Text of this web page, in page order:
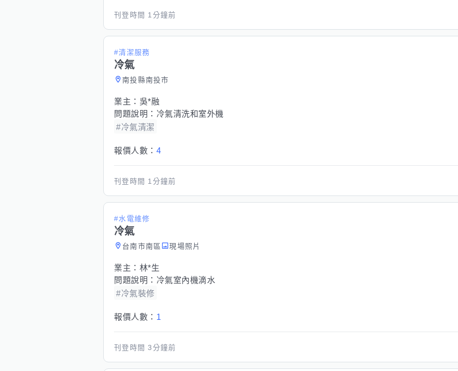
刊登時間 1分鐘前
#清潔服務
冷氣
南投縣南投市
業主： 吳*融
問題說明： 冷氣清洗和室外機
#冷氣清潔
報價人數： 4
刊登時間 1分鐘前
#水電維修
冷氣
台南市南區 現場照片
業主： 林*生
問題說明： 冷氣室內機滴水
#冷氣裝修
報價人數： 1
刊登時間3分鐘前